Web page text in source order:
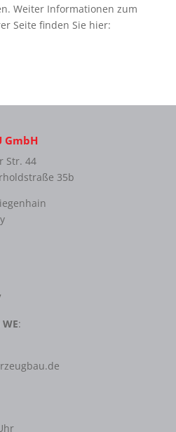
Weiter Informationen zum
Seite finden Sie hier:
GmbH
Str. 44
35b
WE: